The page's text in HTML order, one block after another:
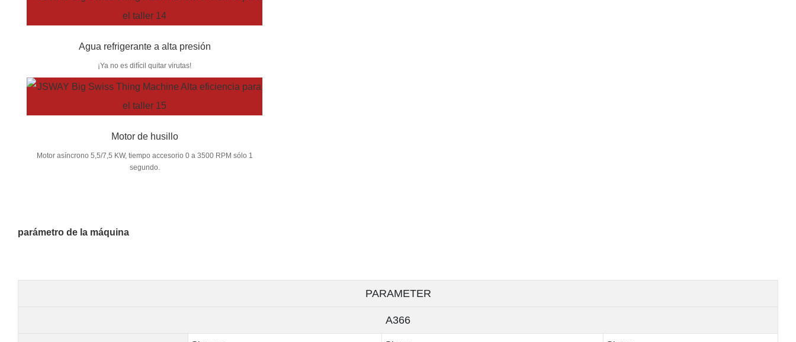
Agua refrigerante a alta presión
¡Ya no es difícil quitar virutas!
Motor de husillo
Motor asíncrono 5,5/7,5 KW, tiempo accesorio 0 a 3500 RPM sólo 1
segundo.
parámetro de la máquina
PARAMETER
A366